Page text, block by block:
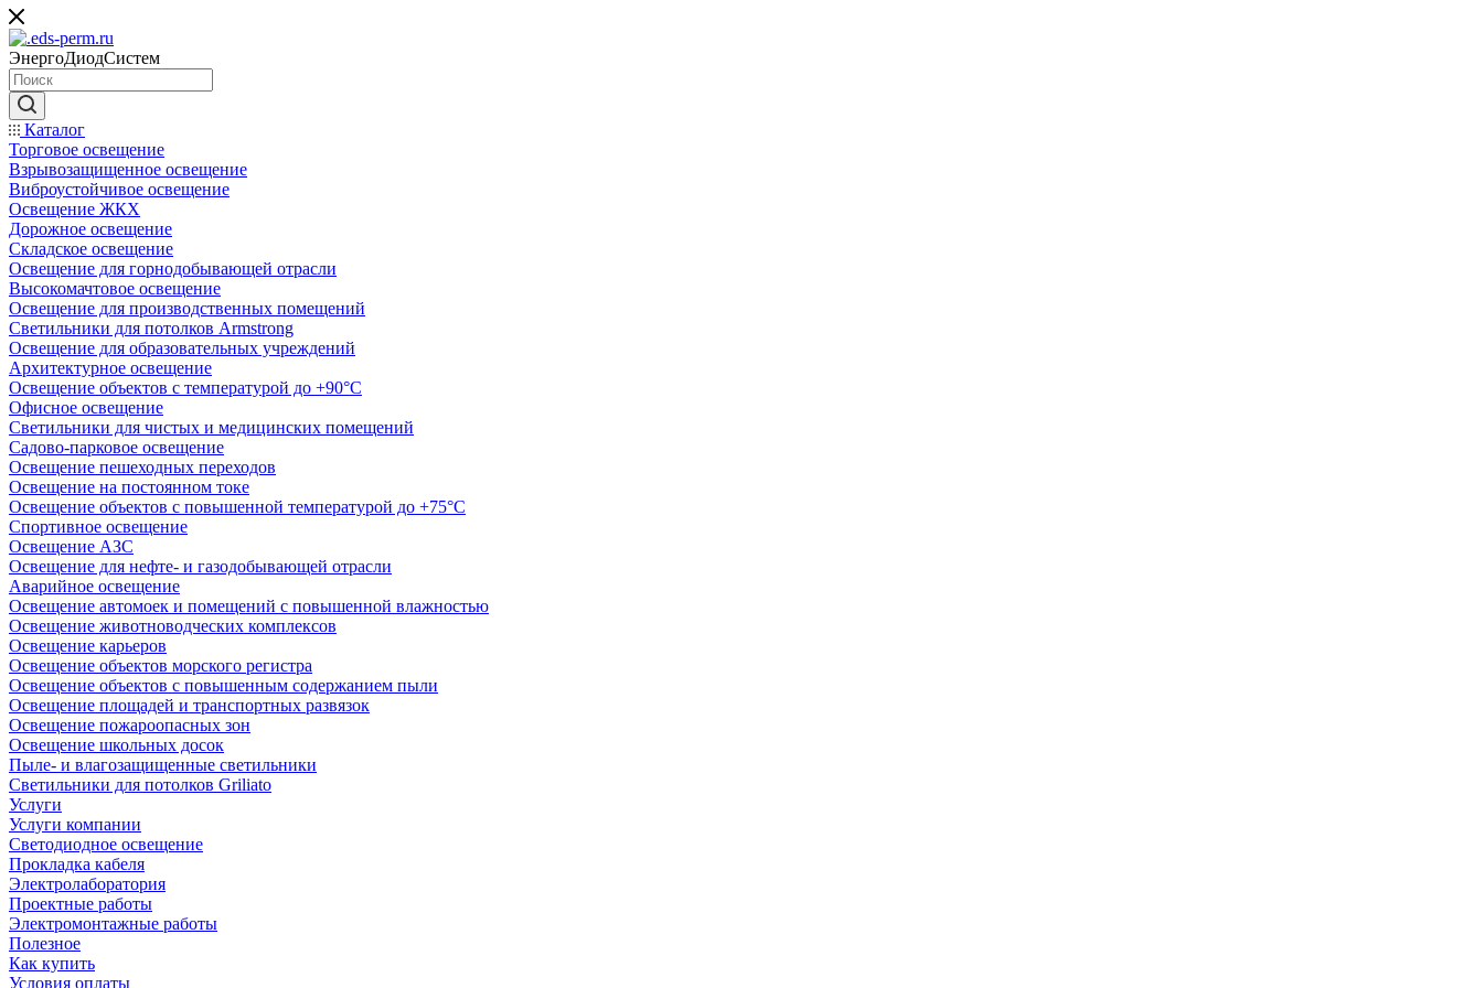
ЭнергоДиодСистем
Каталог
Торговое освещение
Взрывозащищенное освещение
Виброустойчивое освещение
Освещение ЖКХ
Дорожное освещение
Складское освещение
Освещение для горнодобывающей отрасли
Высокомачтовое освещение
Освещение для производственных помещений
Светильники для потолков Armstrong
Освещение для образовательных учреждений
Архитектурное освещение
Освещение объектов с температурой до +90°С
Офисное освещение
Светильники для чистых и медицинских помещений
Садово-парковое освещение
Освещение пешеходных переходов
Освещение на постоянном токе
Освещение объектов с повышенной температурой до +75°C
Спортивное освещение
Освещение АЗС
Освещение для нефте- и газодобывающей отрасли
Аварийное освещение
Освещение автомоек и помещений с повышенной влажностью
Освещение животноводческих комплексов
Освещение карьеров
Освещение объектов морского регистра
Освещение объектов с повышенным содержанием пыли
Освещение площадей и транспортных развязок
Освещение пожароопасных зон
Освещение школьных досок
Пыле- и влагозащищенные светильники
Светильники для потолков Griliato
Услуги
Услуги компании
Светодиодное освещение
Прокладка кабеля
Электролаборатория
Проектные работы
Электромонтажные работы
Полезное
Как купить
Условия оплаты